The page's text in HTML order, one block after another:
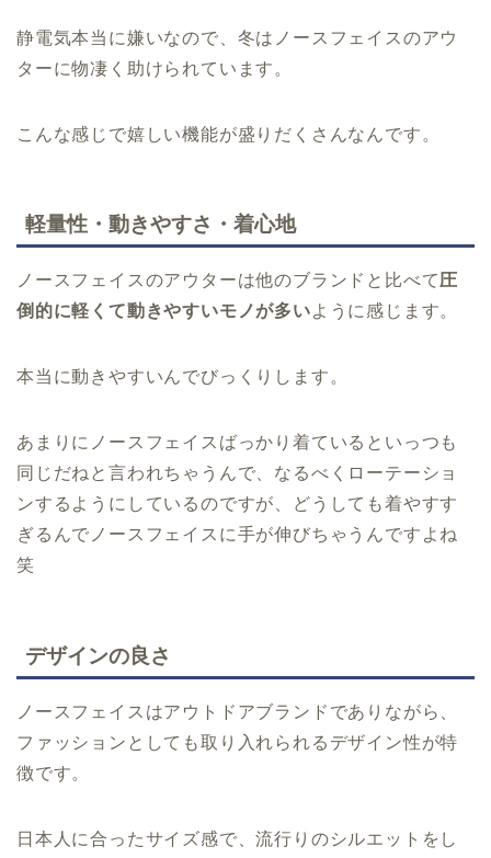
静電気本当に嫌いなので、冬はノースフェイスのアウ
ターに物凄く助けられています。
こんな感じで嬉しい機能が盛りだくさんなんです。
軽量性・動きやすさ・着心地
ノースフェイスのアウターは他のブランドと比べて圧
倒的に軽くて動きやすいモノが多いように感じます。
本当に動きやすいんでびっくりします。
あまりにノースフェイスばっかり着ているといっつも
同じだねと言われちゃうんで、なるべくローテーショ
ンするようにしているのですが、どうしても着やすす
ぎるんでノースフェイスに手が伸びちゃうんですよね
笑
デザインの良さ
ノースフェイスはアウトドアブランドでありながら、
ファッションとしても取り入れられるデザイン性が特
徴です。
日本人に合ったサイズ感で、流行りのシルエットをし